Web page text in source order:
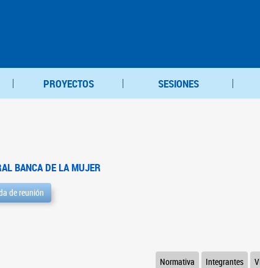
PROYECTOS SESIONES
BANCA DE LA MUJER
de reunión
Integrantes
Normativa